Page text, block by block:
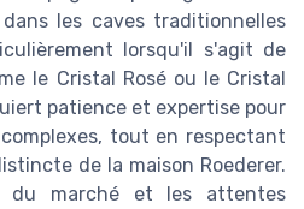
les caves traditionnelles
lorsqu'il s'agit de
le Cristal Rosé ou le Cristal
patience et expertise pour
tout en respectant
de la maison Roederer.
du marché et les attentes